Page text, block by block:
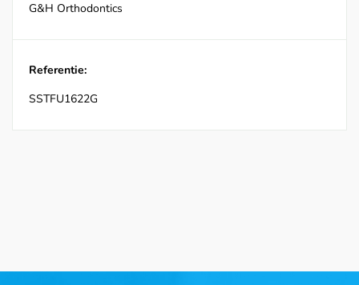
G&H Orthodontics
Referentie:
SSTFU1622G